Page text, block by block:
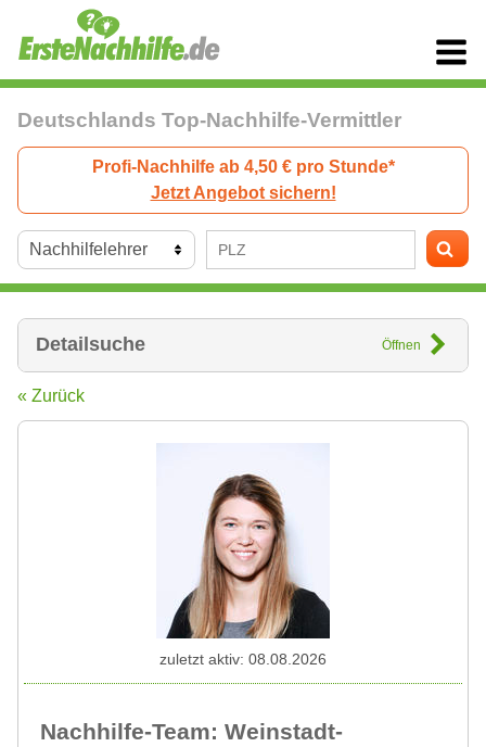
Deutschlands Top-Nachhilfe-Vermittler
Profi-Nachhilfe ab 4,50 € pro Stunde*
Jetzt Angebot sichern!
Detailsuche Öffnen
« Zurück
Nachhilfe-Team: Weinstadt-
zuletzt aktiv: 08.08.2026